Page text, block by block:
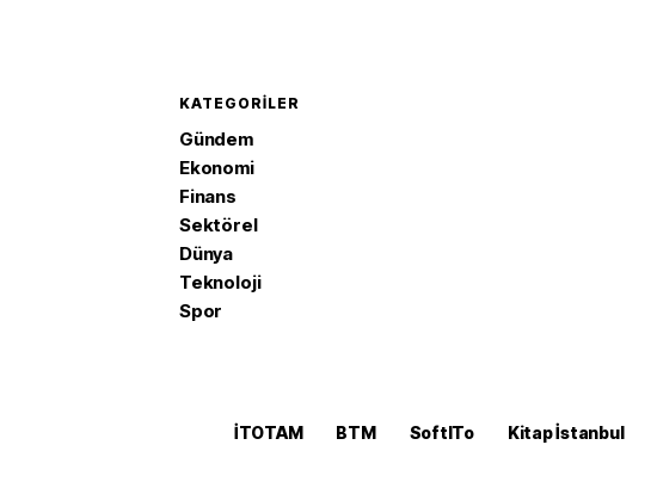
KATEGORILER
Gündem
Ekonomi
Finans
Sektörel
Dünya
Teknoloji
Spor
İTOTAM BTM SoftITo Kitap İstanbul